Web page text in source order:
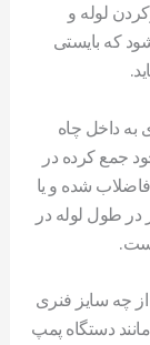
لوله و
که بایستی
به داخل چاه
جمع کرده در
شده و یا
در طول لوله در
از چه سایز فنری
دستگاه پمپ